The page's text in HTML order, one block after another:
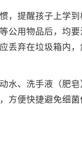
提醒孩子上学到
公用物品后，均
丢弃在垃圾箱内，
、洗手液（肥皂
方便快捷避免细菌